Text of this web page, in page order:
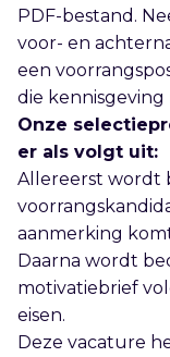
PDF-bestand.
voor- en
een
die kennisgeving
Onze
er als volgt uit:
Allereerst wordt
aanmerking
Daarna wordt
motivatiebrief
eisen.
Deze vacature